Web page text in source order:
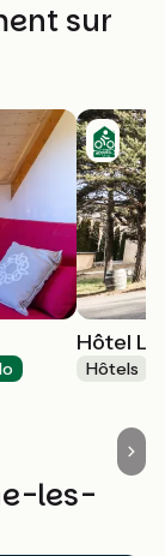
sur
Hôtel
Hôtels
les-